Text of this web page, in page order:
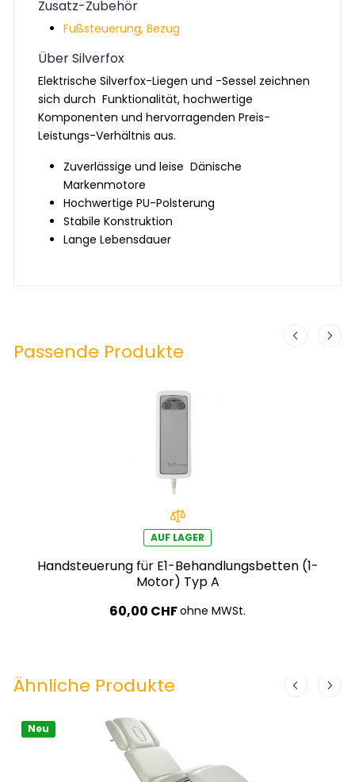
Zusatz-Zubehör
Fußsteuerung, Bezug
Über Silverfox
Elektrische Silverfox-Liegen und -Sessel zeichnen
sich durch Funktionalität, hochwertige
Komponenten und hervorragenden Preis-
Leistungs-Verhältnis aus.
Zuverlässige und leise Dänische
Markenmotore
Hochwertige PU-Polsterung
Stabile Konstruktion
Lange Lebensdauer
Passende Produkte
AUF LAGER
Handsteuerung für E1-Behandlungsbetten (1-
Motor) Typ A
60,00 CHFohne MWSt.
Ähnliche Produkte
Neu